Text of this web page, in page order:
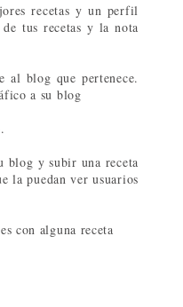
recetas y un perfil
tus recetas y la nota
al blog que pertenece.
a su blog
blog y subir una receta
la puedan ver usuarios
con alguna receta